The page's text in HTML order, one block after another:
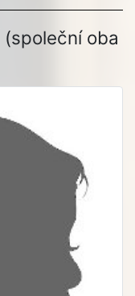
(společní oba